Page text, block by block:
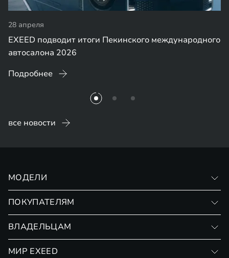
24 апреля
Две премьеры EXEED на Auto China 2026:
все новости
МОДЕЛИ
ПОКУПАТЕЛЯМ
Страхование
ВЛАДЕЛЬЦАМ
МИР EXEED